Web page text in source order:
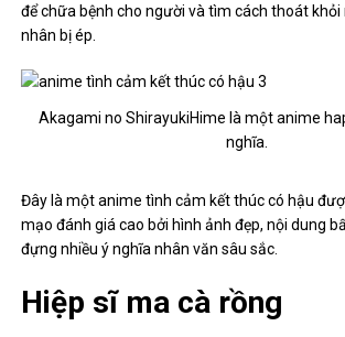
để chữa bệnh cho người và tìm cách thoát
nhân bị ép.
Akagami no ShirayukiHime là một anime
nghĩa.
Đây là một anime tình cảm kết thúc có hậu
mạo đánh giá cao bởi hình ảnh đẹp, nội dung
đựng nhiều ý nghĩa nhân văn sâu sắc.
Hiệp sĩ ma cà rồng